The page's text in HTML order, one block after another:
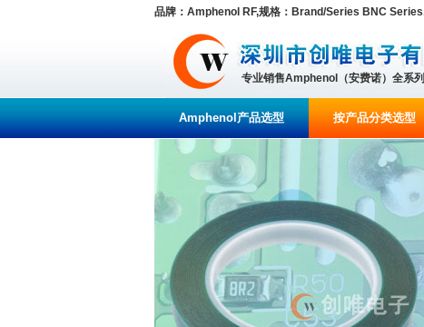
品牌：Amphenol RF,规格：Brand/Series BNC
专业销售Amphenol（安费诺）全系
Amphenol产品选型 按产品分类选型